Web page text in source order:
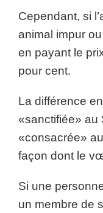
Cependant, si
animal impur
en payant le
pour cent.
La différence
«sanctifiée» au
«consacrée»
façon dont le
Si une
un membre de